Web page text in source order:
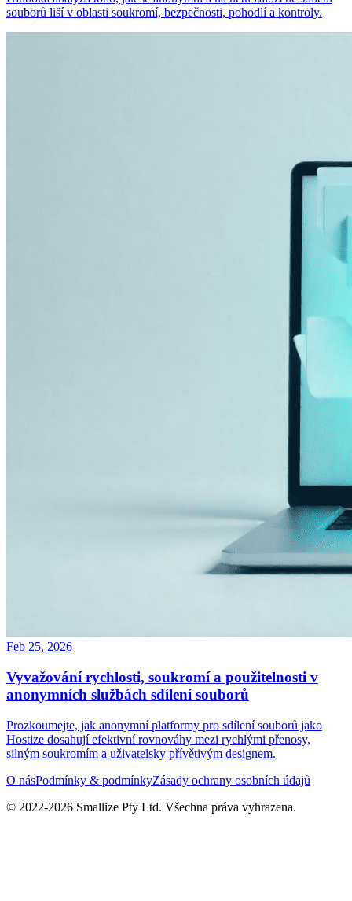
souborů liší v oblasti soukromí, bezpečnosti, pohodlí a kontroly.
Feb 25, 2026
Vyvažování rychlosti, soukromí a použitelnosti v
anonymních službách sdílení souborů
Prozkoumejte, jak anonymní platformy pro sdílení souborů jako
Hostize dosahují efektivní rovnováhy mezi rychlými přenosy,
silným soukromím a uživatelsky přívětivým designem.
O násPodmínky & podmínkyZásady ochrany osobních údajů
© 2022-2026 Smallize Pty Ltd. Všechna práva vyhrazena.